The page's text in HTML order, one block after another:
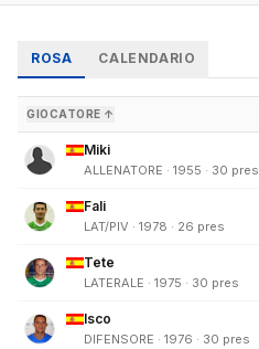
ROSA CALENDARIO
GIOCATORE ↑
Miki
ALLENATORE · 1955 · 30 pres
Fali
LAT/PIV · 1978 · 26 pres
Tete
LATERALE · 1975 · 30 pres
Isco
DIFENSORE · 1976 · 30 pres